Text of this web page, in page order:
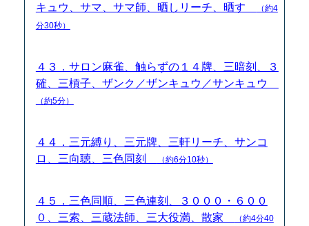
キュウ、サマ、サマ師、晒しリーチ、晒す
（約4
分30秒）
４３．サロン麻雀、触らずの１４牌、三暗刻、３
確、三槓子、ザンク／ザンキュウ／サンキュウ
（約5分）
４４．三元縛り、三元牌、三軒リーチ、サンコ
ロ、三向聴、三色同刻
（約6分10秒）
４５．三色同順、三色連刻、３０００・６００
０、三索、三蔵法師、三大役満、散家
（約4分40